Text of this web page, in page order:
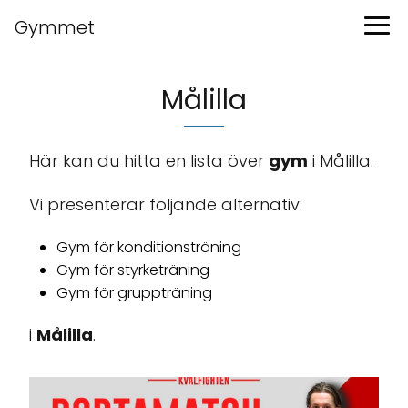
Gymmet
Målilla
Här kan du hitta en lista över gym i Målilla.
Vi presenterar följande alternativ:
Gym för konditionsträning
Gym för styrketräning
Gym för gruppträning
i Målilla.